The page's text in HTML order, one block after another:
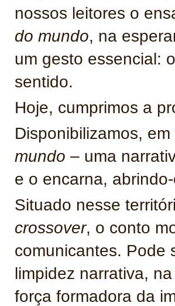
nossos leitores o
do mundo, na
um gesto essencial:
sentido.
Hoje, cumprimos a
Disponibilizamos,
mundo – uma
e o encarna,
Situado nesse
crossover, o conto
comunicantes. Pode
limpidez narrativa,
força formadora da